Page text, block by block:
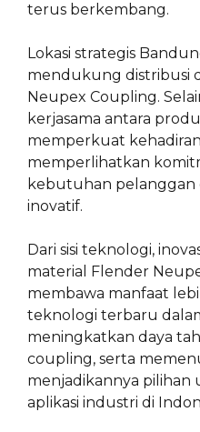
terus berkembang.
Lokasi strategis
mendukung distribusi
Neupex Coupling.
kerjasama antara
memperkuat
memperlihatkan
kebutuhan pelanggan
inovatif.
Dari sisi teknologi,
material Flender
membawa manfaat
teknologi terbaru
meningkatkan daya
coupling, serta
menjadikannya pilihan
aplikasi industri di